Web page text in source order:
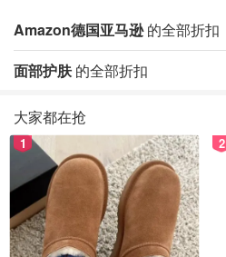
Amazon德国亚马逊的全部折扣
面部护肤的全部折扣
大家都在抢
1 2